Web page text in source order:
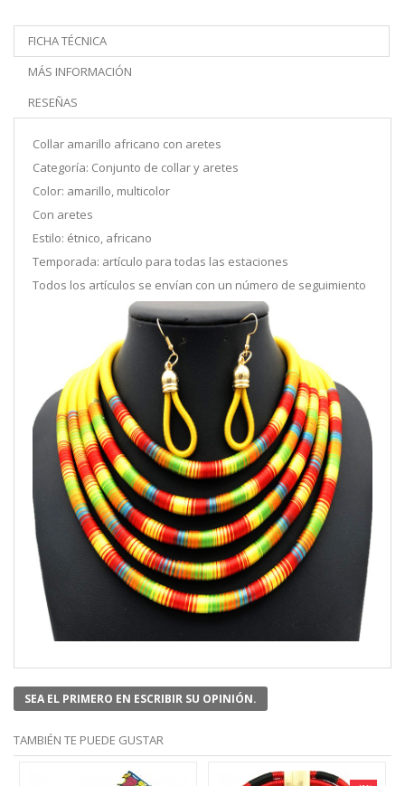
FICHA TÉCNICA
MÁS INFORMACIÓN
RESEÑAS
Collar amarillo africano con aretes
Categoría: Conjunto de collar y aretes
Color: amarillo, multicolor
Con aretes
Estilo: étnico, africano
Temporada: artículo para todas las estaciones
Todos los artículos se envían con un número de seguimiento
SEA EL PRIMERO EN ESCRIBIR SU OPINIÓN.
TAMBIÉN TE PUEDE GUSTAR